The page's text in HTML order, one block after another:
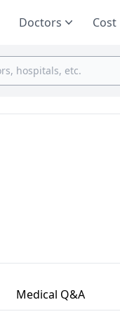
Doctors Cost
Medical Q&A